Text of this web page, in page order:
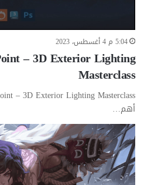
5:04 م 4 أغسطس، 2023
– 3D Exterior Lighting
Masterclass
أهم…